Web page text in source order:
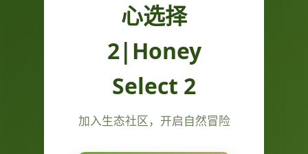
心选择
2|Honey
Select 2
加入生态社区，开启自然冒险